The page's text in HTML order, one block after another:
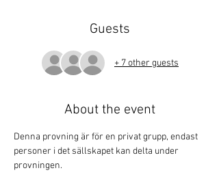
Guests
+ 7 other guests
About the event
Denna provning är för en privat grupp, endast
personer i det sällskapet kan delta under
provningen.